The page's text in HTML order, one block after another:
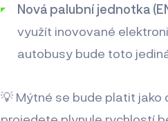
Nová palubní jednotka
využít inovované
autobusy bude toto
💡 Mýtné se bude platit jako